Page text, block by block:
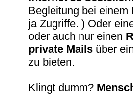
Begleitung bei
ja Zugriffe. ) Oder
oder auch nur einen
private Mailsüber
zu bieten.
Klingt dumm?